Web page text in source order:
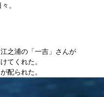
。
之浦の「一吉」さんが
てくれた。
配られた。